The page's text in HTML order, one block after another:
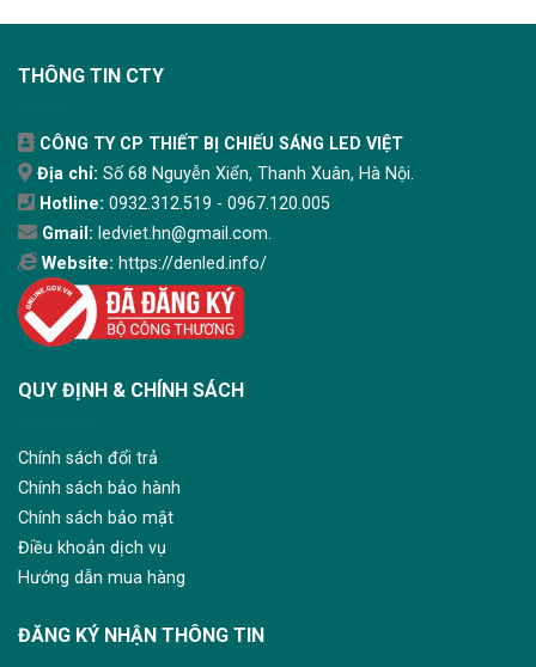
THÔNG TIN CTY
CÔNG TY CP THIẾT BỊ CHIẾU SÁNG LED VIỆT
Địa chỉ: Số 68 Nguyễn Xiển, Thanh Xuân, Hà Nội.
Hotline: 0932.312.519 - 0967.120.005
Gmail: ledviet.hn@gmail.com.
Website: https://denled.info/
QUY ĐỊNH & CHÍNH SÁCH
Chính sách đổi trả
Chính sách bảo hành
Chính sách bảo mật
Điều khoản dịch vụ
Hướng dẫn mua hàng
ĐĂNG KÝ NHẬN THÔNG TIN